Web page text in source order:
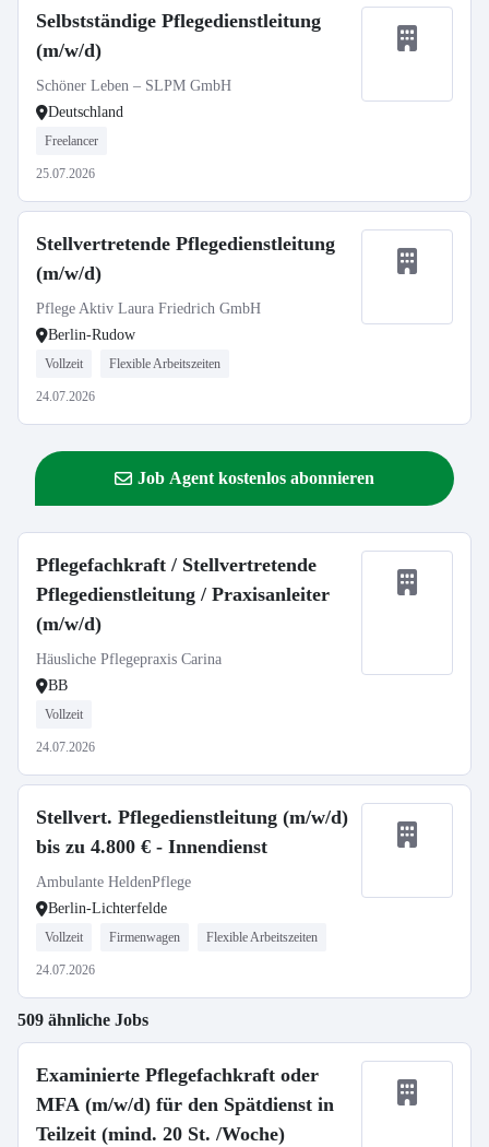
Selbstständige Pflegedienstleitung
(m/w/d)
Schöner Leben – SLPM GmbH
Deutschland
Freelancer
25.07.2026
Stellvertretende Pflegedienstleitung
(m/w/d)
Pflege Aktiv Laura Friedrich GmbH
Berlin-Rudow
Vollzeit Flexible Arbeitszeiten
24.07.2026
Job Agent kostenlos abonnieren
Pflegefachkraft / Stellvertretende
Pflegedienstleitung / Praxisanleiter
(m/w/d)
Häusliche Pflegepraxis Carina
BB
Vollzeit
24.07.2026
Stellvert. Pflegedienstleitung (m/w/d)
bis zu 4.800 € - Innendienst
Ambulante HeldenPflege
Berlin-Lichterfelde
Vollzeit Firmenwagen Flexible Arbeitszeiten
24.07.2026
509 ähnliche Jobs
Examinierte Pflegefachkraft oder
MFA (m/w/d) für den Spätdienst in
Teilzeit (mind. 20 St. /Woche)